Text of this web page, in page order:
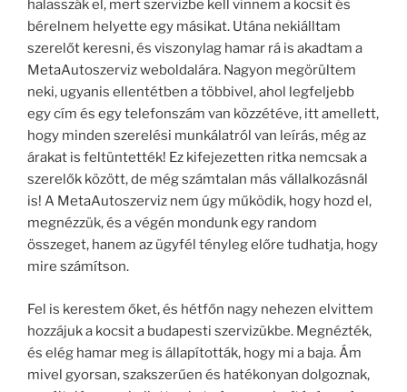
halasszák el, mert szervizbe kell vinnem a kocsit és
bérelnem helyette egy másikat. Utána nekiálltam
szerelőt keresni, és viszonylag hamar rá is akadtam a
MetaAutoszerviz weboldalára. Nagyon megörültem
neki, ugyanis ellentétben a többivel, ahol legfeljebb
egy cím és egy telefonszám van közzétéve, itt amellett,
hogy minden szerelési munkálatról van leírás, még az
árakat is feltüntették! Ez kifejezetten ritka nemcsak a
szerelők között, de még számtalan más vállalkozásnál
is! A MetaAutoszerviz nem úgy működik, hogy hozd el,
megnézzük, és a végén mondunk egy random
összeget, hanem az ügyfél tényleg előre tudhatja, hogy
mire számítson.
Fel is kerestem őket, és hétfőn nagy nehezen elvittem
hozzájuk a kocsit a budapesti szervizükbe. Megnézték,
és elég hamar meg is állapították, hogy mi a baja. Ám
mivel gyorsan, szakszerűen és hatékonyan dolgoznak,